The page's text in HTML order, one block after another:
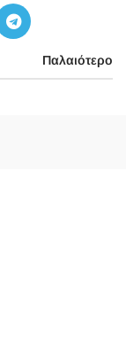
Παλαιότερο